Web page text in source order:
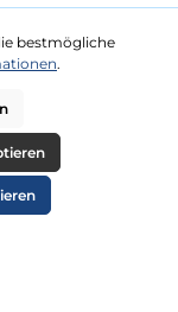
bestmögliche
.